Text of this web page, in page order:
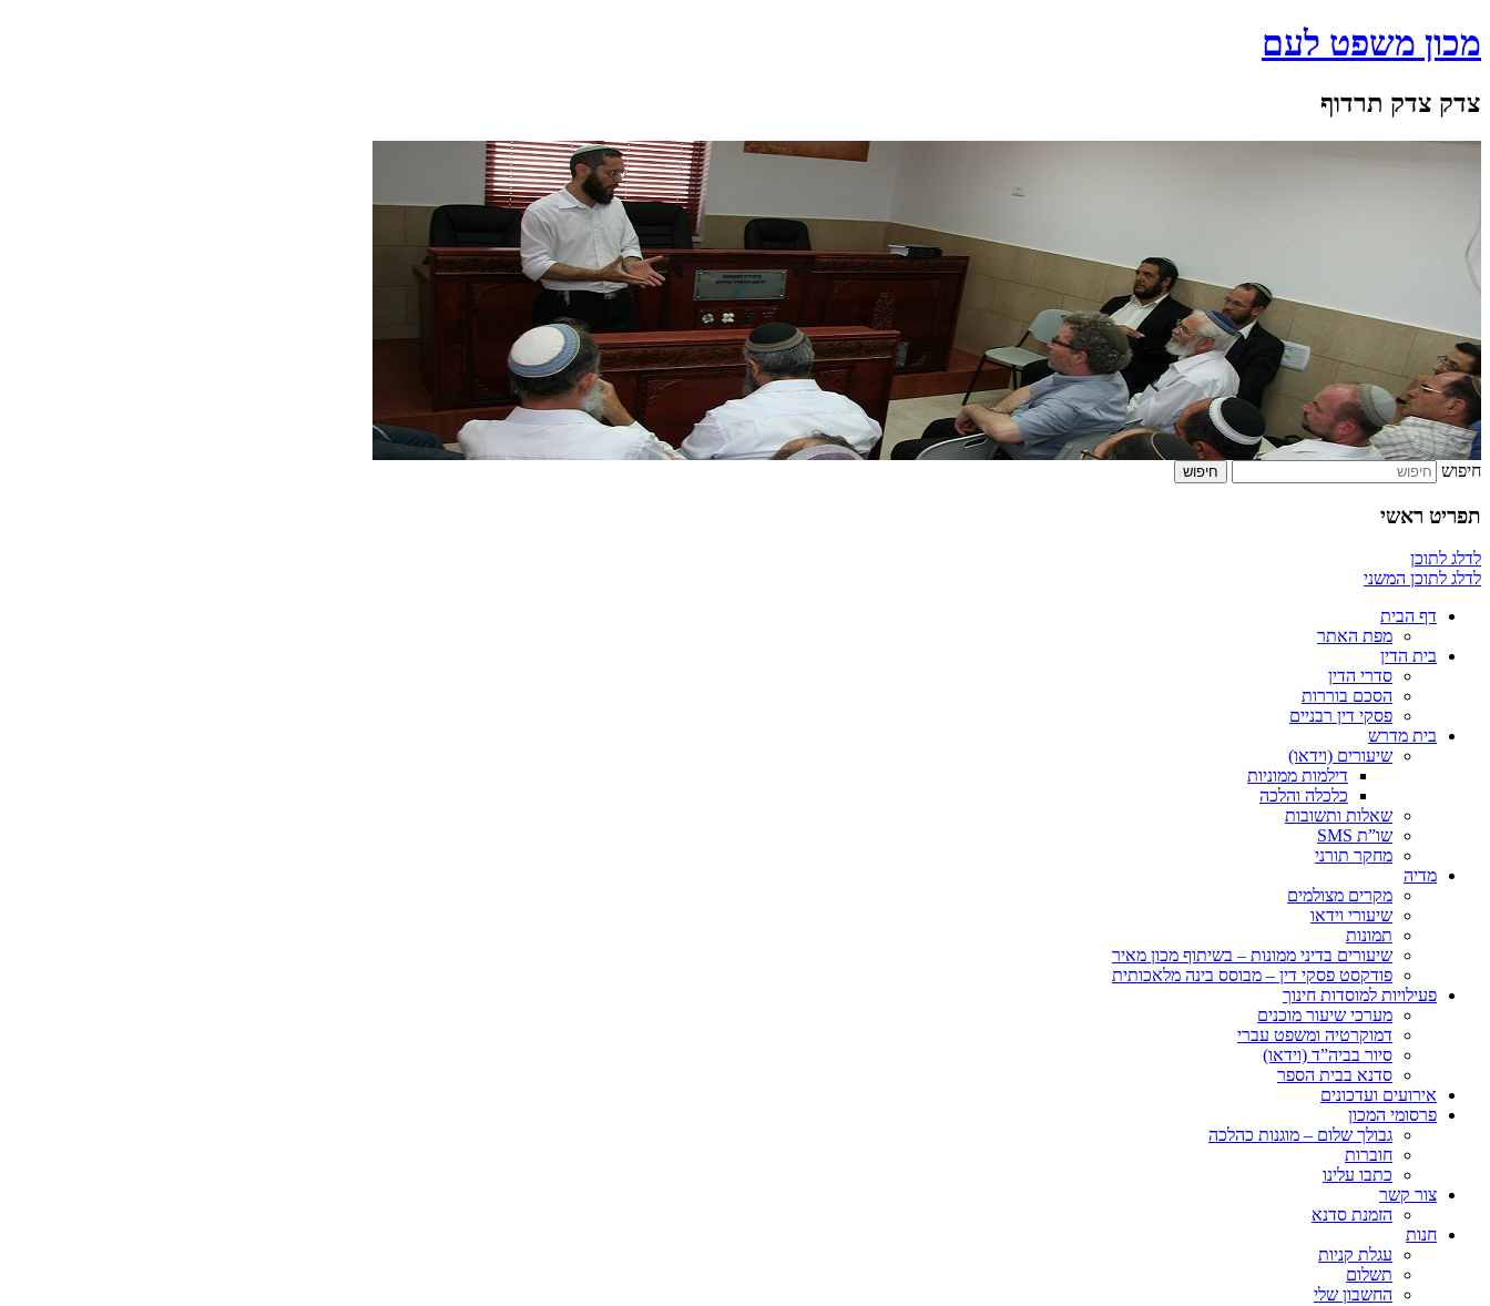
מכון משפט לעם
צדק צדק תרדוף
חיפוש
תפריט ראשי
לדלג לתוכן
לדלג לתוכן המשני
דף הבית
מפת האתר
בית הדין
סדרי הדין
הסכם בוררות
פסקי דין רבניים
בית מדרש
שיעורים (וידאו)
דילמות ממוניות
כלכלה והלכה
שאלות ותשובות
שו”ת SMS
מחקר תורני
מדיה
מקרים מצולמים
שיעורי וידאו
תמונות
שיעורים בדיני ממונות – בשיתוף מכון מאיר
פודקסט פסקי דין – מבוסס בינה מלאכותית
פעילויות למוסדות חינוך
מערכי שיעור מוכנים
דמוקרטיה ומשפט עברי
סיור בביה”ד (וידאו)
סדנא בבית הספר
אירועים ועדכונים
פרסומי המכון
גבולך שלום – מוגנות כהלכה
חוברות
כתבו עלינו
צור קשר
הזמנת סדנא
חנות
עגלת קניות
תשלום
החשבון שלי